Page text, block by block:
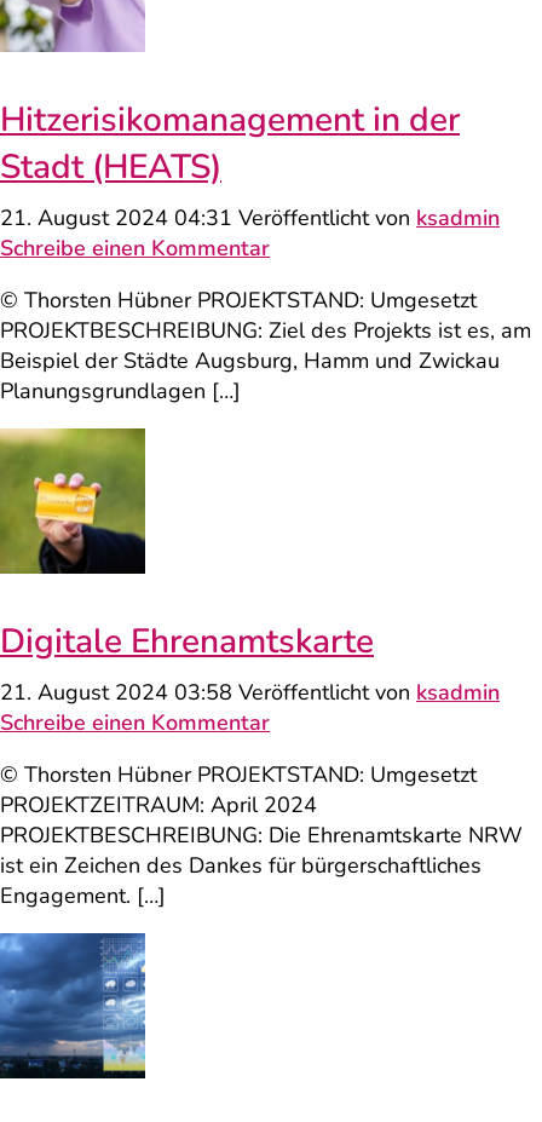
Hitzerisiko­management in der
Stadt (HEATS)
21. August 2024 04:31 Veröffentlicht von ksadmin
Schreibe einen Kommentar
© Thorsten Hübner PROJEKTSTAND: Umgesetzt
PROJEKTBESCHREIBUNG: Ziel des Projekts ist es, am
Beispiel der Städte Augsburg, Hamm und Zwickau
Planungsgrundlagen […]
Digitale Ehrenamtskarte
21. August 2024 03:58 Veröffentlicht von ksadmin
Schreibe einen Kommentar
© Thorsten Hübner PROJEKTSTAND: Umgesetzt
PROJEKTZEITRAUM: April 2024
PROJEKTBESCHREIBUNG: Die Ehrenamtskarte NRW
ist ein Zeichen des Dankes für bürgerschaftliches
Engagement. […]